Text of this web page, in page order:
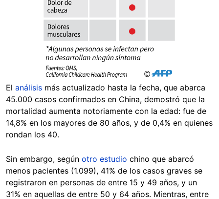
El análisis más actualizado hasta la fecha, que abarca
45.000 casos confirmados en China, demostró que la
mortalidad aumenta notoriamente con la edad: fue de
14,8% en los mayores de 80 años, y de 0,4% en quienes
rondan los 40.
Sin embargo, según otro estudio chino que abarcó
menos pacientes (1.099), 41% de los casos graves se
registraron en personas de entre 15 y 49 años, y un
31% en aquellas de entre 50 y 64 años. Mientras, entre